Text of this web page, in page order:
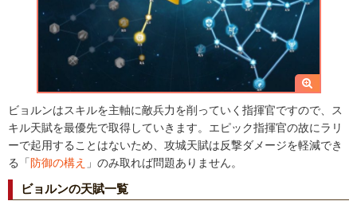
ビョルンはスキルを主軸に敵兵力を削っていく指揮官ですので、ス
キル天賦を最優先で取得していきます。エピック指揮官の故にラリ
ーで起用することはないため、攻城天賦は反撃ダメージを軽減でき
る「防御の構え 」のみ取れば問題ありません。
ビョルンの天賦一覧